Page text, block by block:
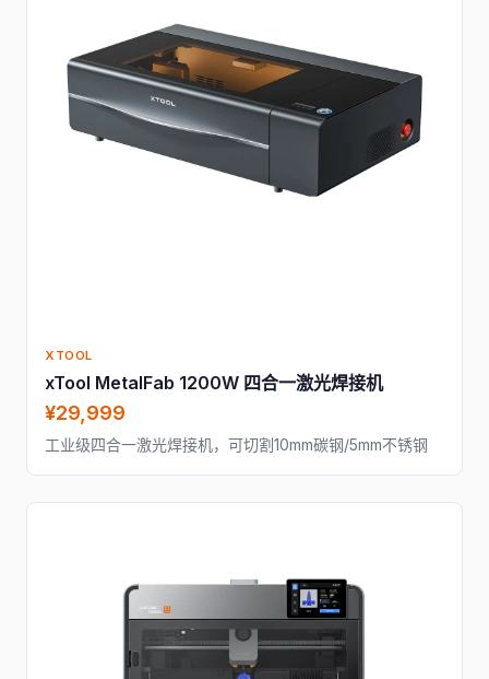
XTOOL
xTool MetalFab 1200W 四合一激光焊接机
¥29,999
工业级四合一激光焊接机，可切割10mm碳钢/5mm不锈钢